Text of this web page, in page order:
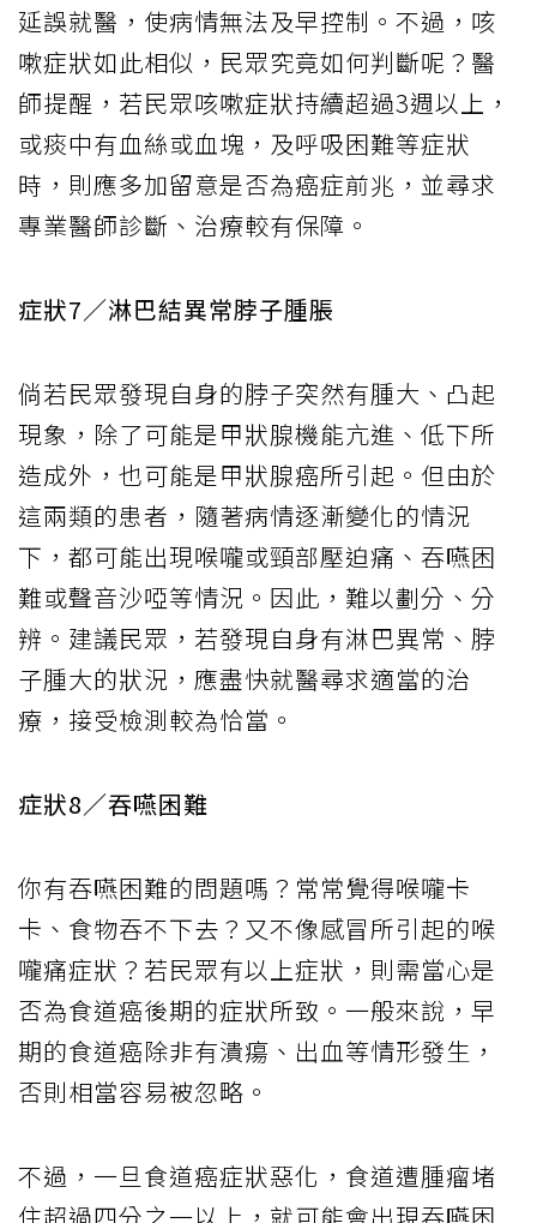
延誤就醫，使病情無法及早控制。不過，咳
嗽症狀如此相似，民眾究竟如何判斷呢？醫
師提醒，若民眾咳嗽症狀持續超過3週以上，
或痰中有血絲或血塊，及呼吸困難等症狀
時，則應多加留意是否為癌症前兆，並尋求
專業醫師診斷、治療較有保障。
症狀7／淋巴結異常脖子腫脹
倘若民眾發現自身的脖子突然有腫大、凸起
現象，除了可能是甲狀腺機能亢進、低下所
造成外，也可能是甲狀腺癌所引起。但由於
這兩類的患者，隨著病情逐漸變化的情況
下，都可能出現喉嚨或頸部壓迫痛、吞嚥困
難或聲音沙啞等情況。因此，難以劃分、分
辨。建議民眾，若發現自身有淋巴異常、脖
子腫大的狀況，應盡快就醫尋求適當的治
療，接受檢測較為恰當。
症狀8／吞嚥困難
你有吞嚥困難的問題嗎？常常覺得喉嚨卡
卡、食物吞不下去？又不像感冒所引起的喉
嚨痛症狀？若民眾有以上症狀，則需當心是
否為食道癌後期的症狀所致。一般來說，早
期的食道癌除非有潰瘍、出血等情形發生，
否則相當容易被忽略。
不過，一旦食道癌症狀惡化，食道遭腫瘤堵